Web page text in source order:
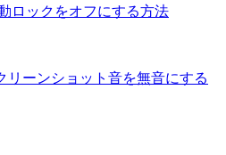
ロックをオフにする方法
リーンショット音を無音にする